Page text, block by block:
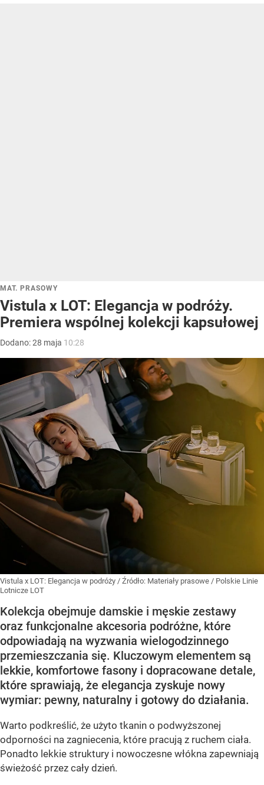
MAT. PRASOWY
Vistula x LOT: Elegancja w podróży.
Premiera wspólnej kolekcji kapsułowej
Dodano:28 maja 10:28
Vistula x LOT: Elegancja w podróży / Źródło: Materiały prasowe / Polskie Linie
Lotnicze LOT
Kolekcja obejmuje damskie i męskie zestawy
oraz funkcjonalne akcesoria podróżne, które
odpowiadają na wyzwania wielogodzinnego
przemieszczania się. Kluczowym elementem są
lekkie, komfortowe fasony i dopracowane detale,
które sprawiają, że elegancja zyskuje nowy
wymiar: pewny, naturalny i gotowy do działania.
Warto podkreślić, że użyto tkanin o podwyższonej
odporności na zagniecenia, które pracują z ruchem ciała.
Ponadto lekkie struktury i nowoczesne włókna zapewniają
świeżość przez cały dzień.